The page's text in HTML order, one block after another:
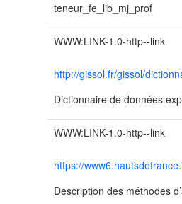
teneur_fe_lib_mj_prof
WWW:LINK-1.0-http--link
http://gissol.fr/gissol/
Dictionnaire de données
WWW:LINK-1.0-http--link
https://
Description des méthodes